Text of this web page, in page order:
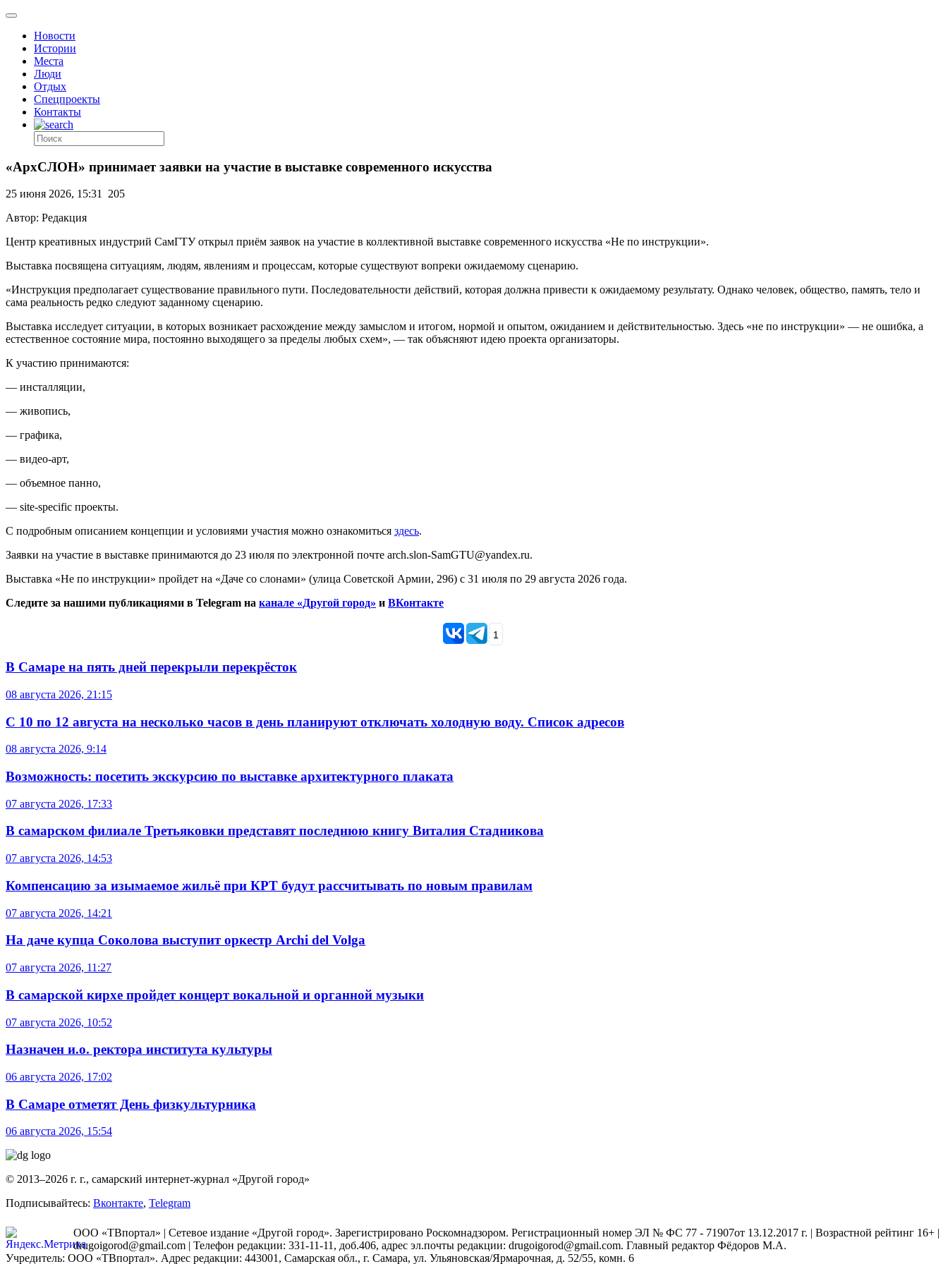
Новости
Истории
Места
Люди
Отдых
Спецпроекты
Контакты
«АрхСЛОН» принимает заявки на участие в выставке современного искусства
25 июня 2026, 15:31 205
Автор: Редакция
Центр креативных индустрий СамГТУ открыл приём заявок на участие в коллективной выставке современного искусства «Не по инструкции».
Выставка посвящена ситуациям, людям, явлениям и процессам, которые существуют вопреки ожидаемому сценарию.
«Инструкция предполагает существование правильного пути. Последовательности действий, которая должна привести к ожидаемому результату. Однако человек, общество, память, тело и
сама реальность редко следуют заданному сценарию.
Выставка исследует ситуации, в которых возникает расхождение между замыслом и итогом, нормой и опытом, ожиданием и действительностью. Здесь «не по инструкции» — не ошибка, а
естественное состояние мира, постоянно выходящего за пределы любых схем», — так объясняют идею проекта организаторы.
К участию принимаются:
— инсталляции,
— живопись,
— графика,
— видео-арт,
— объемное панно,
— site-specific проекты.
С подробным описанием концепции и условиями участия можно ознакомиться здесь.
Заявки на участие в выставке принимаются до 23 июля по электронной почте arch.slon-SamGTU@yandex.ru.
Выставка «Не по инструкции» пройдет на «Даче со слонами» (улица Советской Армии, 296) с 31 июля по 29 августа 2026 года.
Следите за нашими публикациями в Telegram на канале «Другой город» и ВКонтакте
1
В Самаре на пять дней перекрыли перекрёсток
08 августа 2026, 21:15
С 10 по 12 августа на несколько часов в день планируют отключать холодную воду. Список адресов
08 августа 2026, 9:14
Возможность: посетить экскурсию по выставке архитектурного плаката
07 августа 2026, 17:33
В самарском филиале Третьяковки представят последнюю книгу Виталия Стадникова
07 августа 2026, 14:53
Компенсацию за изымаемое жильё при КРТ будут рассчитывать по новым правилам
07 августа 2026, 14:21
На даче купца Соколова выступит оркестр Archi del Volga
07 августа 2026, 11:27
В самарской кирхе пройдет концерт вокальной и органной музыки
07 августа 2026, 10:52
Назначен и.о. ректора института культуры
06 августа 2026, 17:02
В Самаре отметят День физкультурника
06 августа 2026, 15:54
© 2013–2026 г. г., самарский интернет-журнал «Другой город»
Подписывайтесь: Вконтакте, Telegram
ООО «ТВпортал» | Сетевое издание «Другой город». Зарегистрировано Роскомнадзором. Регистрационный номер ЭЛ № ФС 77 - 71907от 13.12.2017 г. | Возрастной рейтинг 16+ |
drugoigorod@gmail.com | Телефон редакции: 331-11-11, доб.406, адрес эл.почты редакции: drugoigorod@gmail.com. Главный редактор Фёдоров М.А.
Учредитель: ООО «ТВпортал». Адрес редакции: 443001, Самарская обл., г. Самара, ул. Ульяновская/Ярмарочная, д. 52/55, комн. 6